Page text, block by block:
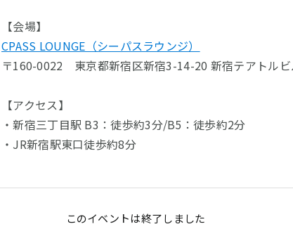
【会場】
CPASS LOUNGE（シーパスラウンジ）
〒160-0022　東京都新宿区新宿3-14-20 新宿テアトル
【アクセス】
・新宿三丁目駅 B3：徒歩約3分/B5：徒歩約2分
・JR新宿駅東口徒歩約8分
このイベントは終了しました